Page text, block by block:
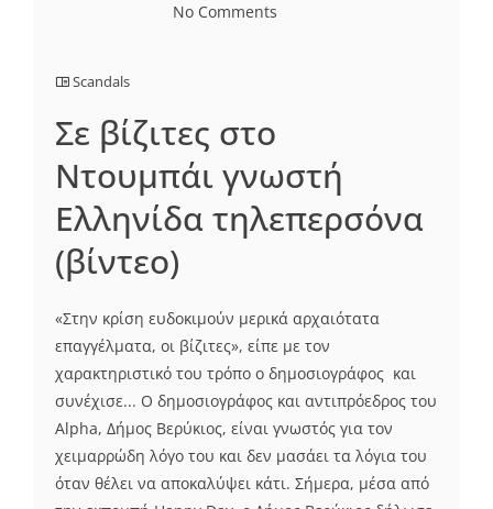
No Comments
Scandals
Σε βίζιτες στο
Ντουμπάι γνωστή
Ελληνίδα τηλεπερσόνα
(βίντεο)
«Στην κρίση ευδοκιμούν μερικά αρχαιότατα
επαγγέλματα, οι βίζιτες», είπε με τον
χαρακτηριστικό του τρόπο ο δημοσιογράφος και
συνέχισε... Ο δημοσιογράφος και αντιπρόεδρος του
Alpha, Δήμος Βερύκιος, είναι γνωστός για τον
χειμαρρώδη λόγο του και δεν μασάει τα λόγια του
όταν θέλει να αποκαλύψει κάτι. Σήμερα, μέσα από